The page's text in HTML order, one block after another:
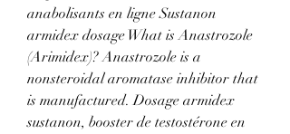
anabolisants en ligne Sustanon
armidex dosage What is Anastrozole
(Arimidex)? Anastrozole is a
nonsteroidal aromatase inhibitor that
is manufactured. Dosage armidex
sustanon, booster de testostérone en